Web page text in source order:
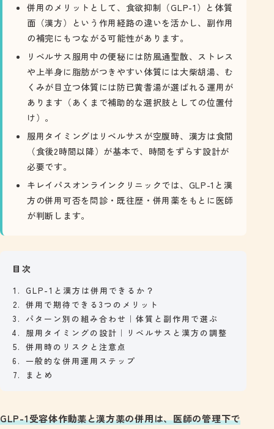
併用のメリットとして、食欲抑制（GLP-1）と体質
面（漢方）という作用経路の違いを活かし、副作用
の補完にもつながる可能性があります。
リベルサス服用中の便秘には防風通聖散、ストレス
や上半身に脂肪がつきやすい体質には大柴胡湯、む
くみが目立つ体質には防已黄耆湯が選ばれる運用が
あります（あくまで補助的な選択肢としての位置付
け）。
服用タイミングはリベルサスが空腹時、漢方は食間
（食後2時間以降）が基本で、時間をずらす設計が
必要です。
キレイパスオンラインクリニックでは、GLP-1と漢
方の併用可否を問診・既往歴・併用薬をもとに医師
が判断します。
目次
GLP-1と漢方は併用できるか？
併用で期待できる3つのメリット
パターン別の組み合わせ｜体質と副作用で選ぶ
服用タイミングの設計｜リベルサスと漢方の調整
併用時のリスクと注意点
一般的な併用運用ステップ
まとめ
GLP-1受容体作動薬と漢方薬の併用は、医師の管理下で